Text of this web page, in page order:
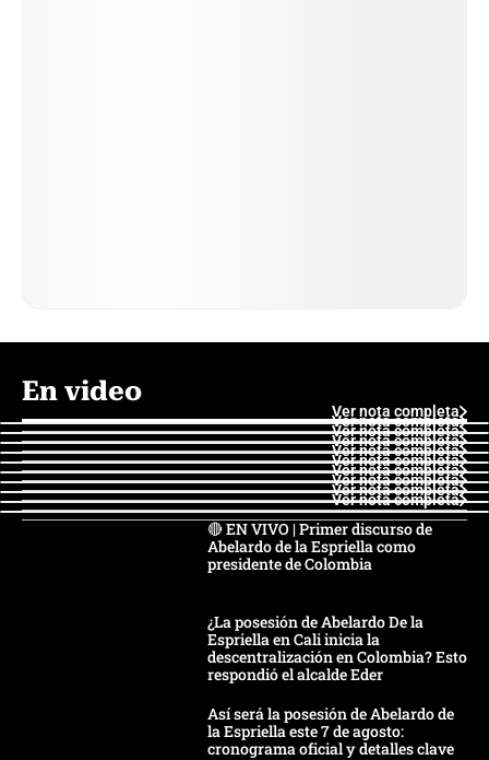
En video
Ver nota completa
Ver nota completa
Ver nota completa
Ver nota completa
Ver nota completa
Ver nota completa
Ver nota completa
Ver nota completa
Ver nota completa
Ver nota completa
🔴 EN VIVO | Primer discurso de
Abelardo de la Espriella como
presidente de Colombia
¿La posesión de Abelardo De la
Espriella en Cali inicia la
descentralización en Colombia? Esto
respondió el alcalde Eder
Así será la posesión de Abelardo de
la Espriella este 7 de agosto:
cronograma oficial y detalles clave